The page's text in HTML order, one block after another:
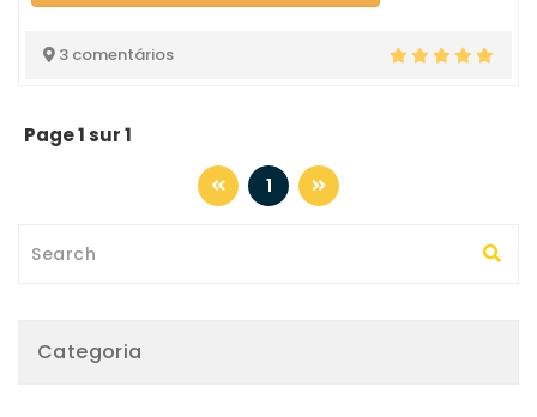
3 comentários
Page 1 sur 1
1
Categoria